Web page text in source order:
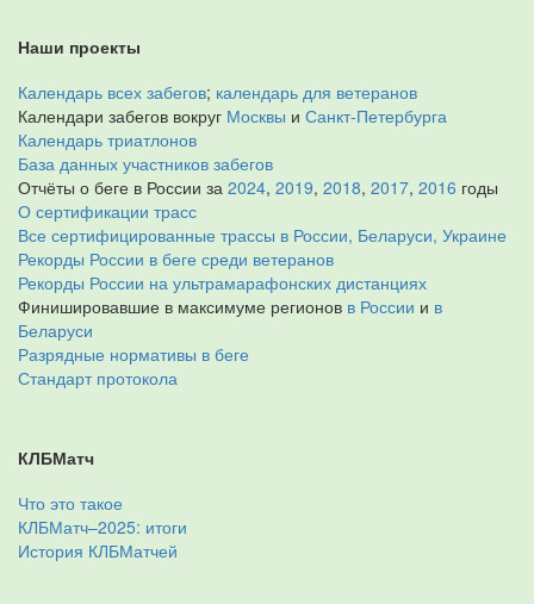
Наши проекты
Календарь всех забегов; календарь для ветеранов
Календари забегов вокруг Москвы и Санкт-Петербурга
Календарь триатлонов
База данных участников забегов
Отчёты о беге в России за 2024, 2019, 2018, 2017, 2016 годы
О сертификации трасс
Все сертифицированные трассы в России, Беларуси, Украине
Рекорды России в беге среди ветеранов
Рекорды России на ультрамарафонских дистанциях
Финишировавшие в максимуме регионов в России и в
Беларуси
Разрядные нормативы в беге
Стандарт протокола
КЛБМатч
Что это такое
КЛБМатч–2025: итоги
История КЛБМатчей